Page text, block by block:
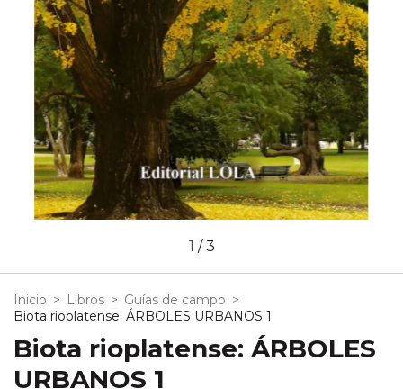
1 /3
Inicio > Libros > Guías de campo >
Biota rioplatense: ÁRBOLES URBANOS 1
Biota rioplatense: ÁRBOLES
URBANOS 1